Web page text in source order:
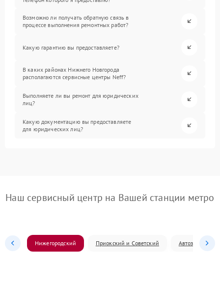
Возможно ли получать обратную связь в
процессе выполнения ремонтных работ?
Какую гарантию вы предоставляете?
В каких районах Нижнего Новгорода
располагаются сервисные центры Neff?
Выполняете ли вы ремонт для юридических
лиц?
Какую документацию вы предоставляете
для юридических лиц?
Наш сервисный центр на Вашей станции метро
Нижегородский Приокский и Советский Автозаводский